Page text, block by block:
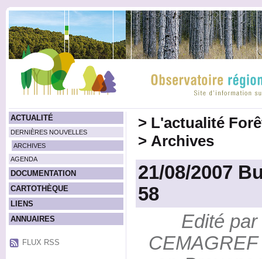
ACTUALITÉ
DERNIÈRES NOUVELLES
ARCHIVES
AGENDA
DOCUMENTATION
CARTOTHÈQUE
LIENS
ANNUAIRES
FLUX RSS
> L'actualité
> Archives
21/08/2007
58
Edité par